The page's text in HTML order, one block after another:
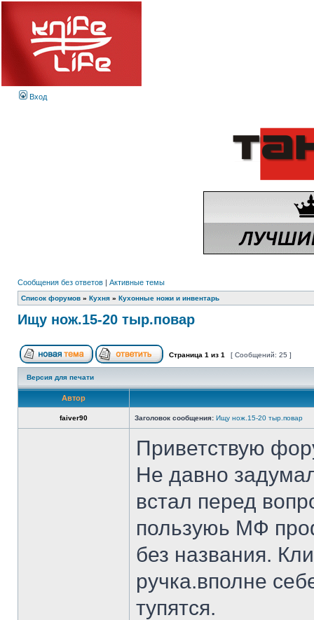
Вход
Сообщения без ответов | Активные темы
Список форумов » Кухня » Кухонные ножи и инвентарь
Ищу нож.15-20 тыр.повар
Страница 1 из 1 [ Сообщений: 25 ]
Версия для печати
Автор
faiver90 Заголовок сообщения: Ищу нож.15-20 тыр.повар
Приветствую
Не давно
встал перед
пользуюь МФ
без названия.
ручка.вполне
тупятся.